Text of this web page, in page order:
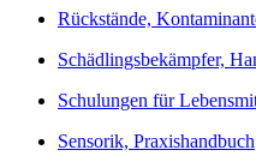
Rückstände,
Schädlingsbekämpfer,
Schulungen für
Sensorik, Praxishandbuch